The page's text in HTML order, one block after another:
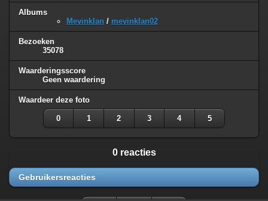
Albums
Mevinklan / mevinklan02
Bezoeken
35078
Waarderingsscore
Geen waardering
Waardeer deze foto
0 1 2 3 4 5
0 reacties
Gebruikersreacties